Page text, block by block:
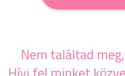
Nem találtad